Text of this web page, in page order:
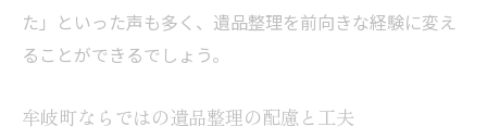
た」といった声も多く、遺品整理を前向きな経験に変え
ることができるでしょう。
牟岐町ならではの遺品整理の配慮と工夫